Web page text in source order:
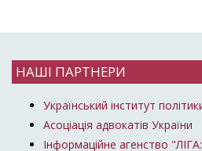
НАШІ ПАРТНЕРИ
Український інститут
Асоціація адвокатів України
Інформаційне агенство